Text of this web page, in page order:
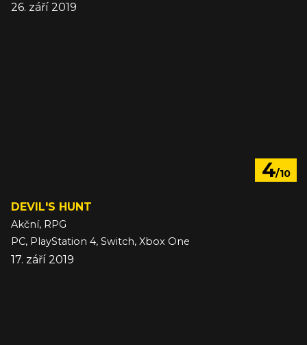
26. září 2019
4/10
DEVIL'S HUNT
Akční, RPG
PC, PlayStation 4, Switch, Xbox One
17. září 2019